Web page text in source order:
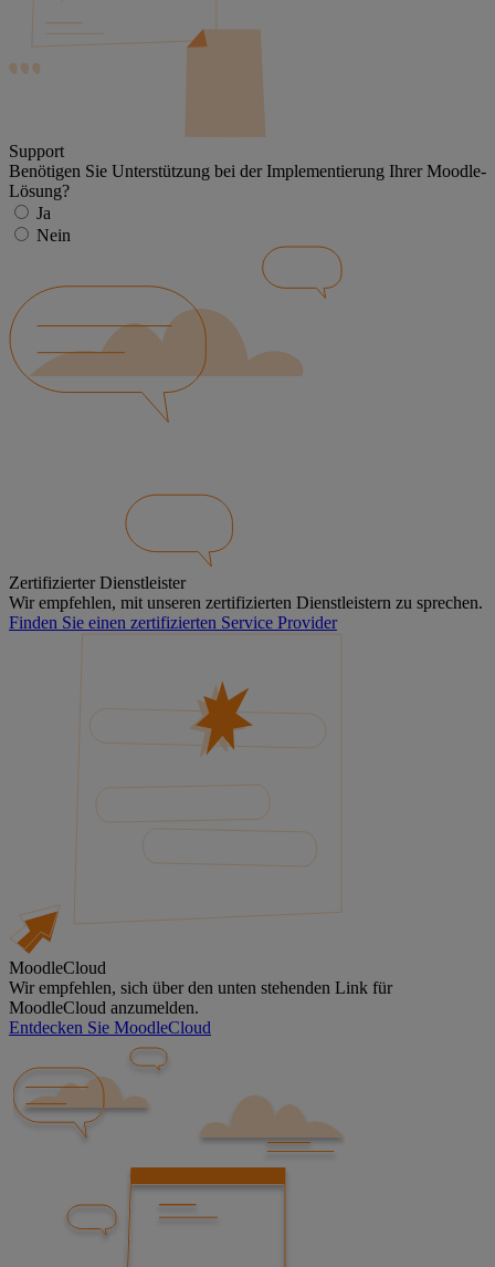
Support
Benötigen Sie Unterstützung bei der Implementierung Ihrer Moodle-
Lösung?
Ja
Nein
Zertifizierter Dienstleister
Wir empfehlen, mit unseren zertifizierten Dienstleistern zu sprechen.
Finden Sie einen zertifizierten Service Provider
MoodleCloud
Wir empfehlen, sich über den unten stehenden Link für
MoodleCloud anzumelden.
Entdecken Sie MoodleCloud